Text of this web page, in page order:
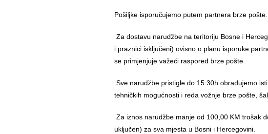
Pošiljke isporučujemo putem partnera brze pošte.
Za dostavu narudžbe na teritoriju Bosne i
i praznici isključeni) ovisno o planu isporuke
se primjenjuje važeći raspored brze pošte.
Sve narudžbe pristigle do 15:30h obrađujemo
tehničkih mogućnosti i reda vožnje brze pošte,
Za iznos narudžbe manje od 100,00 KM trošak
uključen) za sva mjesta u Bosni i Hercegovini.